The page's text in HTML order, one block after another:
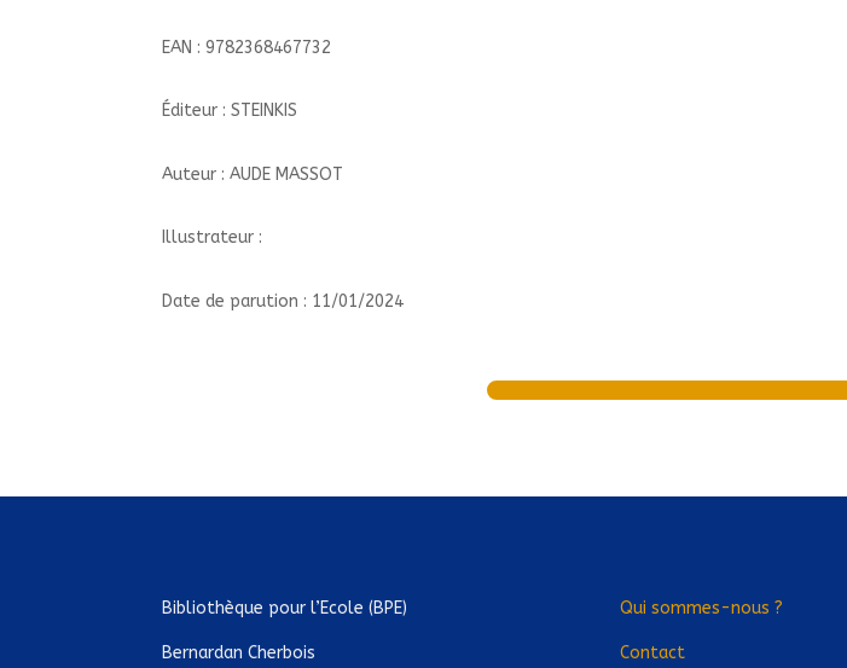
EAN : 9782368467732
Éditeur : STEINKIS
Auteur : AUDE MASSOT
Illustrateur :
Date de parution : 11/01/2024
Bibliothèque pour l’Ecole (BPE)
Bernardan Cherbois
Qui sommes-nous ?
Contact